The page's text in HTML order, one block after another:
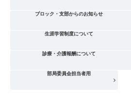
ブロック・支部からのお知らせ
生涯学習制度について
診療・介護報酬について
部局委員会担当者用